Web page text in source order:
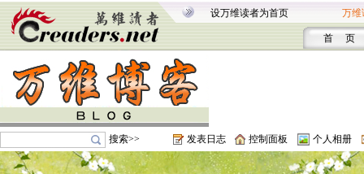
设万维读者为首页 万维
首 页
搜索>> 发表日志 控制面板 个人相册